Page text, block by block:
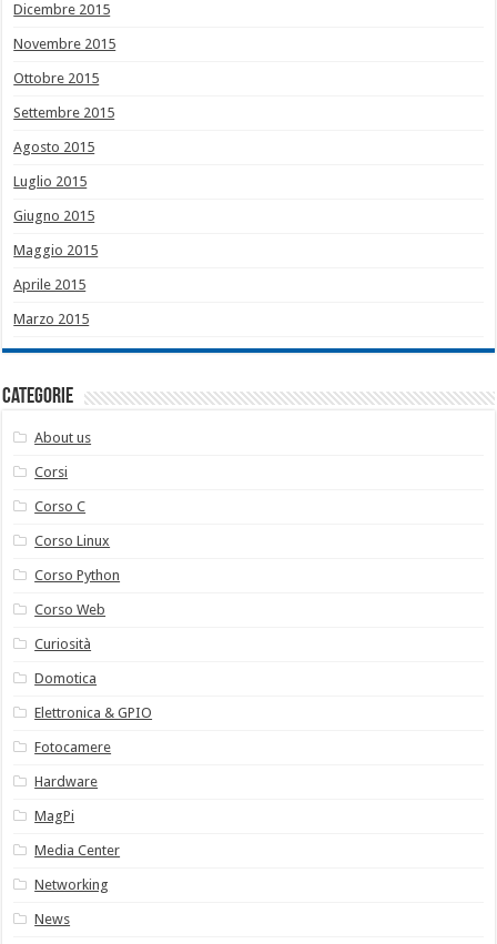
Dicembre 2015
Novembre 2015
Ottobre 2015
Settembre 2015
Agosto 2015
Luglio 2015
Giugno 2015
Maggio 2015
Aprile 2015
Marzo 2015
Categorie
About us
Corsi
Corso C
Corso Linux
Corso Python
Corso Web
Curiosità
Domotica
Elettronica & GPIO
Fotocamere
Hardware
MagPi
Media Center
Networking
News